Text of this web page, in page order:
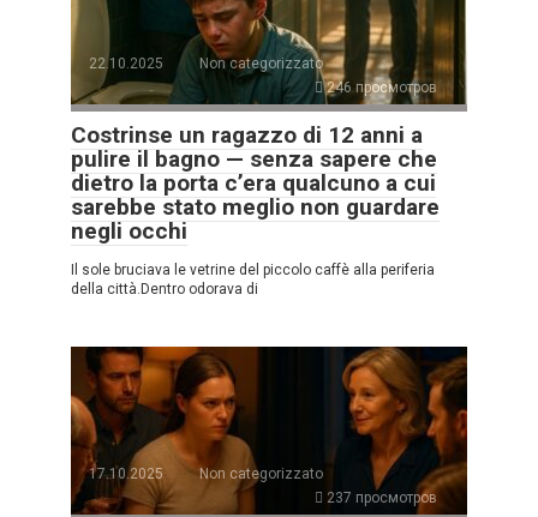
22.10.2025
Non categorizzato
246 просмотров
Costrinse un ragazzo di 12 anni a
pulire il bagno — senza sapere che
dietro la porta c’era qualcuno a cui
sarebbe stato meglio non guardare
negli occhi
Il sole bruciava le vetrine del piccolo caffè alla periferia
della città.Dentro odorava di
17.10.2025
Non categorizzato
237 просмотров